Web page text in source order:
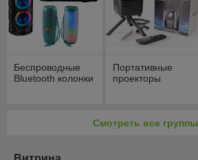
Беспроводные
Bluetooth колонки
Портативные
проекторы
Смотреть все группы